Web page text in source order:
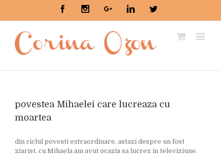
FacebookInstagramGoogle+LinkedinTwitter
povestea Mihaelei care lucreaza cu
moartea
din ciclul povesti extraordinare, astazi despre un fost
ziarist. cu Mihaela am avut ocazia sa lucrez in televiziune.